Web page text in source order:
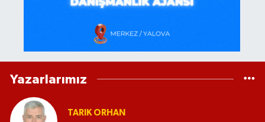
Yazarlarımız
TARIK ORHAN